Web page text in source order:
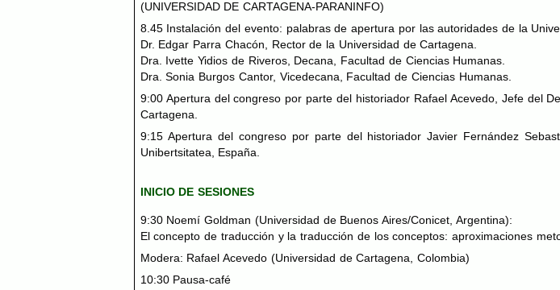
(UNIVERSIDADDECARTAGENA-PARANINFO)
8.45 Instalación del evento: palabras de apertura por las autoridades de la
Dr. Edgar Parra Chacón, Rector de la Universidad de Cartagena.
Dra. Ivette Yidios de Riveros, Decana, Facultad de Ciencias Humanas.
Dra. Sonia Burgos Cantor, Vicedecana, Facultad de Ciencias Humanas.
9:00 Apertura del congreso por parte del historiador Rafael Acevedo, Jefe del
Cartagena.
9:15 Apertura del congreso por parte del historiador Javier Fernández
Unibertsitatea, España.
INICIODESESIONES
9:30 Noemí Goldman (Universidad de Buenos Aires/Conicet, Argentina):
El concepto de traducción y la traducción de los conceptos: aproximaciones
Modera: Rafael Acevedo (Universidad de Cartagena, Colombia)
10:30 Pausa-café